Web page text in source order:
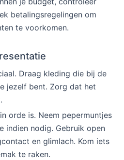
betalingsregelingen om
te voorkomen.
Draag kleding die bij de
jezelf bent. Zorg dat het
orde is. Neem pepermuntjes
indien nodig. Gebruik open
en glimlach. Kom iets
te raken.